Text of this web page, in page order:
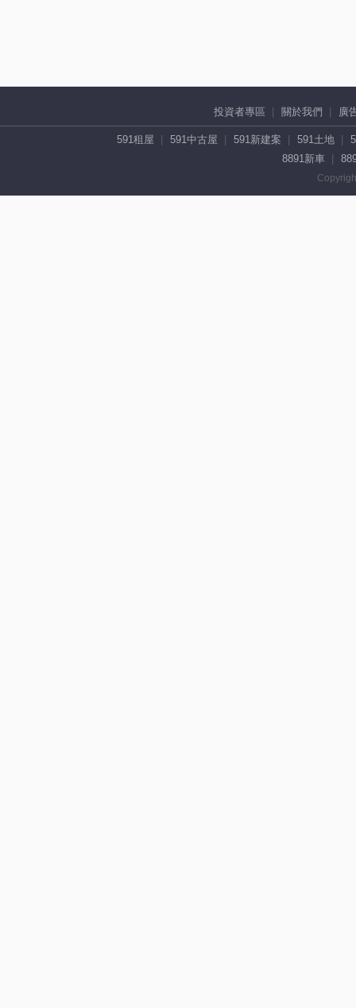
投資者專區 關於我們 廣
591租屋 591中古屋 591新建案 591土地
8891新車